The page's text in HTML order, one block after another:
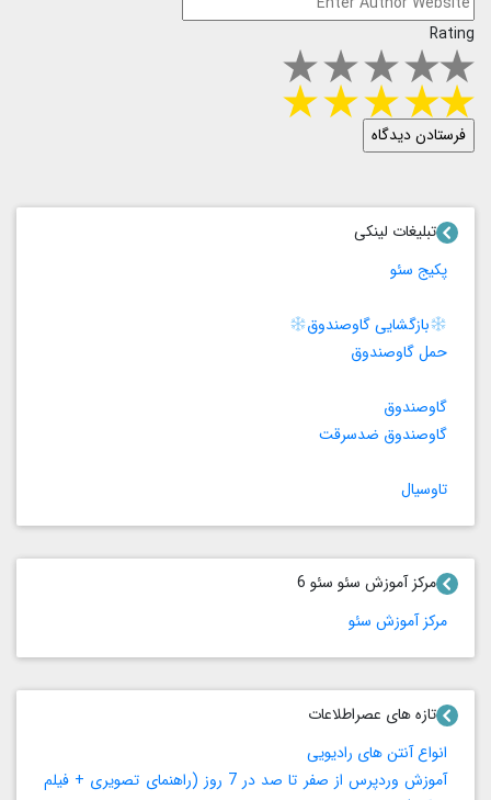
Rating
تبلیغات لینکی
پکیج سئو
بازگشایی گاوصندوق
حمل گاوصندوق
گاوصندوق
گاوصندوق ضدسرقت
تاوسیال
مرکز آموزش سئو سئو 6
مرکز آموزش سئو
تازه های عصراطلاعات
انواع آنتن های رادیویی
آموزش وردپرس از صفر تا صد در 7 روز (راهنمای تصویری + فیلم